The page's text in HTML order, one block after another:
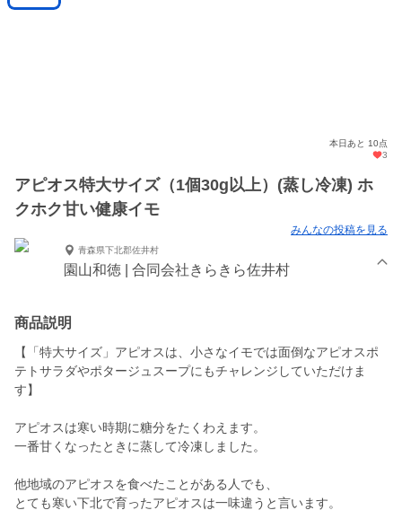
本日あと 10点
3
アピオス特大サイズ（1個30g以上）(蒸し冷凍) ホ
クホク甘い健康イモ
みんなの投稿を見る
青森県下北郡佐井村
園山和徳 | 合同会社きらきら佐井村
商品説明
【「特大サイズ」アピオスは、小さなイモでは面倒なアピオスポ
テトサラダやポタージュスープにもチャレンジしていただけま
す】
アピオスは寒い時期に糖分をたくわえます。
一番甘くなったときに蒸して冷凍しました。
他地域のアピオスを食べたことがある人でも、
とても寒い下北で育ったアピオスは一味違うと言います。